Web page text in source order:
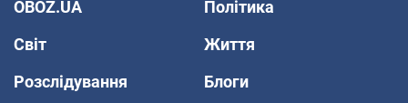
OBOZ.UA
Політика
Світ
Життя
Розслідування
Блоги